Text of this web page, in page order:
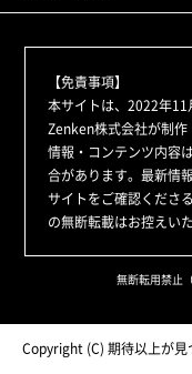
【免責事項】
本サイトは、2022年
Zenken株式会社が制
情報・コンテンツ内容
合があります。最新情
サイトをご確認くださ
の無断転載はお控えい
無断転用禁止
Copyright (C) 期待以上が